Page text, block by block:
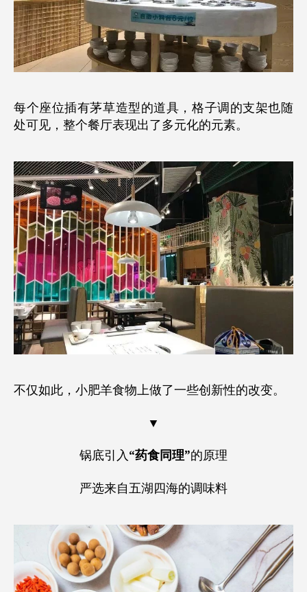
每个座位插有茅草造型的道具，格子调的支架也随
处可见，整个餐厅表现出了多元化的元素。
不仅如此，小肥羊食物上做了一些创新性的改变。
▼
锅底引入“药食同理”的原理
严选来自五湖四海的调味料